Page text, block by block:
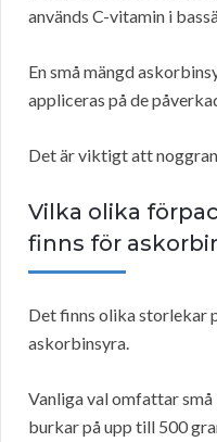
används C-vitamin i
En små mängd
appliceras på de
Det är viktigt att
Vilka olika
finns för
Det finns olika storlekar
askorbinsyra.
Vanliga val omfattar
burkar på upp till 500